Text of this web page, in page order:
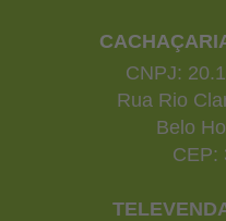
CNPJ:
Rua Rio
Belo
CEP: